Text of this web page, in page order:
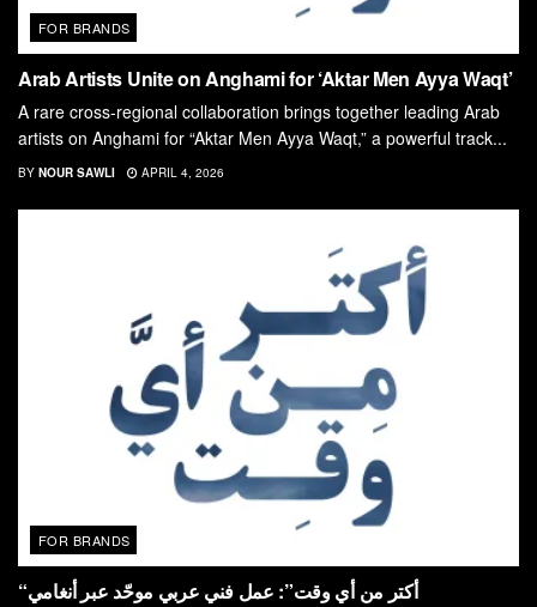
FOR BRANDS
Arab Artists Unite on Anghami for ‘Aktar Men Ayya Waqt’
A rare cross-regional collaboration brings together leading Arab
artists on Anghami for “Aktar Men Ayya Waqt,” a powerful track...
BY NOUR SAWLI APRIL 4, 2026
FOR BRANDS
“أكتر من أي وقت”: عمل فني عربي موحّد عبر أنغامي